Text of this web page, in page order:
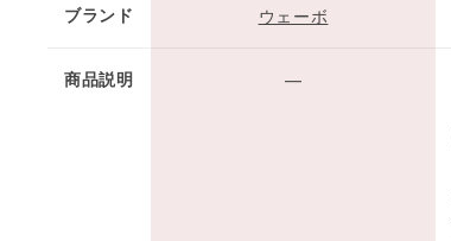
ブランド ウェーボ
商品説明 —